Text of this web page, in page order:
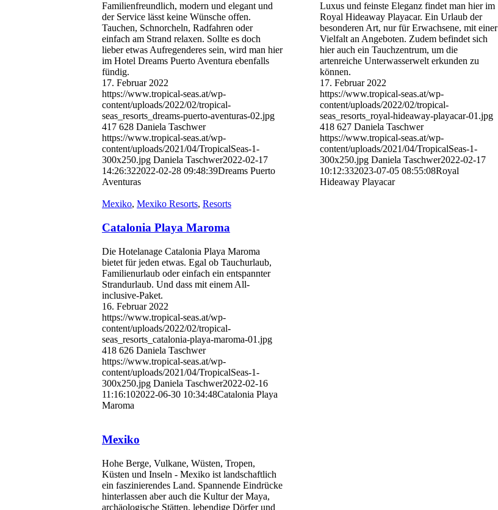
Familienfreundlich, modern und elegant und
der Service lässt keine Wünsche offen.
Tauchen, Schnorcheln, Radfahren oder
einfach am Strand relaxen. Sollte es doch
lieber etwas Aufregenderes sein, wird man hier
im Hotel Dreams Puerto Aventura ebenfalls
fündig.
17. Februar 2022
https://www.tropical-seas.at/wp-
content/uploads/2022/02/tropical-
seas_resorts_dreams-puerto-aventuras-02.jpg
417 628 Daniela Taschwer
https://www.tropical-seas.at/wp-
content/uploads/2021/04/TropicalSeas-1-
300x250.jpg Daniela Taschwer2022-02-17
14:26:322022-02-28 09:48:39Dreams Puerto
Aventuras
Luxus und feinste Eleganz findet man hier im
Royal Hideaway Playacar. Ein Urlaub der
besonderen Art, nur für Erwachsene, mit einer
Vielfalt an Angeboten. Zudem befindet sich
hier auch ein Tauchzentrum, um die
artenreiche Unterwasserwelt erkunden zu
können.
17. Februar 2022
https://www.tropical-seas.at/wp-
content/uploads/2022/02/tropical-
seas_resorts_royal-hideaway-playacar-01.jpg
418 627 Daniela Taschwer
https://www.tropical-seas.at/wp-
content/uploads/2021/04/TropicalSeas-1-
300x250.jpg Daniela Taschwer2022-02-17
10:12:332023-07-05 08:55:08Royal
Hideaway Playacar
Mexiko, Mexiko Resorts, Resorts
Catalonia Playa Maroma
Die Hotelanage Catalonia Playa Maroma
bietet für jeden etwas. Egal ob Tauchurlaub,
Familienurlaub oder einfach ein entspannter
Strandurlaub. Und dass mit einem All-
inclusive-Paket.
16. Februar 2022
https://www.tropical-seas.at/wp-
content/uploads/2022/02/tropical-
seas_resorts_catalonia-playa-maroma-01.jpg
418 626 Daniela Taschwer
https://www.tropical-seas.at/wp-
content/uploads/2021/04/TropicalSeas-1-
300x250.jpg Daniela Taschwer2022-02-16
11:16:102022-06-30 10:34:48Catalonia Playa
Maroma
Mexiko
Hohe Berge, Vulkane, Wüsten, Tropen,
Küsten und Inseln - Mexiko ist landschaftlich
ein faszinierendes Land. Spannende Eindrücke
hinterlassen aber auch die Kultur der Maya,
archäologische Stätten, lebendige Dörfer und